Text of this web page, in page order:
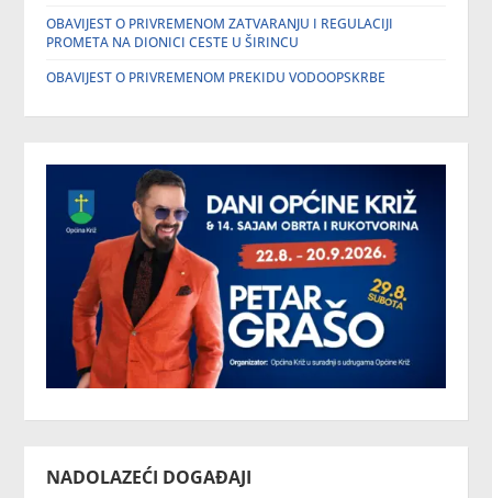
OBAVIJEST O PRIVREMENOM ZATVARANJU I REGULACIJI
PROMETA NA DIONICI CESTE U ŠIRINCU
OBAVIJEST O PRIVREMENOM PREKIDU VODOOPSKRBE
NADOLAZEĆI DOGAĐAJI